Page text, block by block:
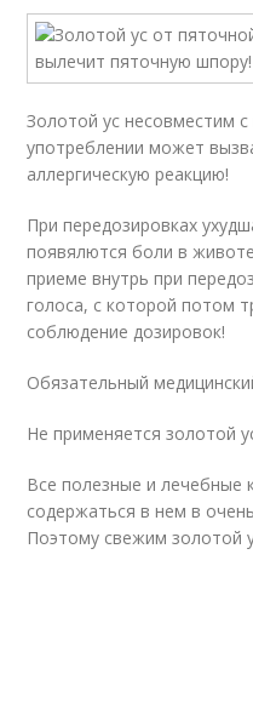
Золотой ус несовместим
употреблении может
аллергическую реакцию!
При передозировках
появялются боли в
приеме внутрь при
голоса, с которой потом
соблюдение дозировок!
Обязательный
Не применяется золотой
Все полезные и лечебные
содержаться в нем в
Поэтому свежим золотой